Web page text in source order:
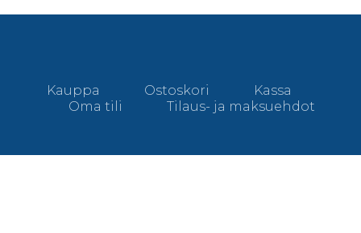
Kauppa Ostoskori
Kassa
Oma tili
Tilaus- ja maksuehdot